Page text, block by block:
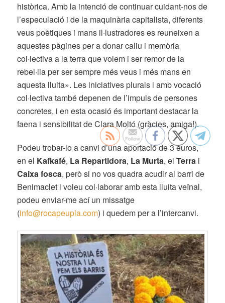
històrica. Amb la intenció de continuar cuidant-nos de
l’especulació i de la maquinària capitalista, diferents
veus poètiques i mans il·lustradores es reuneixen a
aquestes pàgines per a donar caliu i memòria
col·lectiva a la terra que volem i ser remor de la
rebel·lia per ser sempre més veus i més mans en
aquesta lluita». Les iniciatives plurals i amb vocació
col·lectiva també depenen de l’impuls de persones
concretes, i en esta ocasió és important destacar la
faena i sensibilitat de Clara Moltó (gràcies, amiga!).
Podeu trobar-lo a canvi d’una aportació de 3 euros,
en el Kafkafé, La Repartidora, La Murta, elTerra i
Caixa fosca, però si no vos quadra acudir al barri de
Benimaclet i voleu col·laborar amb esta lluita veïnal,
podeu enviar-me ací un missatge
(info@rocapeupla.com) i quedem per a l’intercanvi.